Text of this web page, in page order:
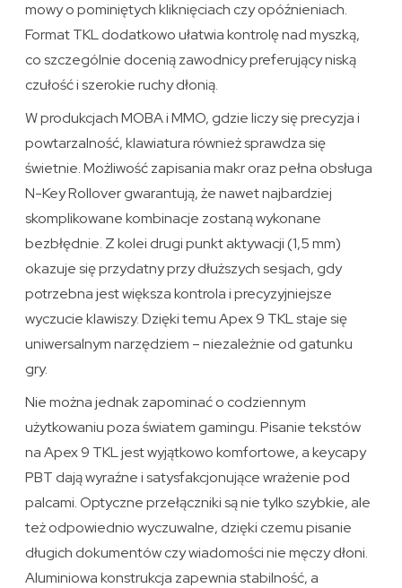
mowy o pominiętych kliknięciach czy opóźnieniach.
Format TKL dodatkowo ułatwia kontrolę nad myszką,
co szczególnie docenią zawodnicy preferujący niską
czułość i szerokie ruchy dłonią.
W produkcjach MOBA i MMO, gdzie liczy się precyzja i
powtarzalność, klawiatura również sprawdza się
świetnie. Możliwość zapisania makr oraz pełna obsługa
N-Key Rollover gwarantują, że nawet najbardziej
skomplikowane kombinacje zostaną wykonane
bezbłędnie. Z kolei drugi punkt aktywacji (1,5 mm)
okazuje się przydatny przy dłuższych sesjach, gdy
potrzebna jest większa kontrola i precyzyjniejsze
wyczucie klawiszy. Dzięki temu Apex 9 TKL staje się
uniwersalnym narzędziem – niezależnie od gatunku
gry.
Nie można jednak zapominać o codziennym
użytkowaniu poza światem gamingu. Pisanie tekstów
na Apex 9 TKL jest wyjątkowo komfortowe, a keycapy
PBT dają wyraźne i satysfakcjonujące wrażenie pod
palcami. Optyczne przełączniki są nie tylko szybkie, ale
też odpowiednio wyczuwalne, dzięki czemu pisanie
długich dokumentów czy wiadomości nie męczy dłoni.
Aluminiowa konstrukcja zapewnia stabilność, a